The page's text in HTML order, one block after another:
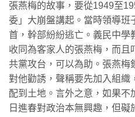
張燕梅的故事，要從1949至
委」大崩盤講起。當時領導班
首，幹部紛紛逃亡。義民中學
收同為客家人的張燕梅，而
共黨攻台，可以為助。張燕梅
對他勸誘，聲稱要先加入組織
配到土地。言外之意，如果不
日進春對政治本無興趣，但